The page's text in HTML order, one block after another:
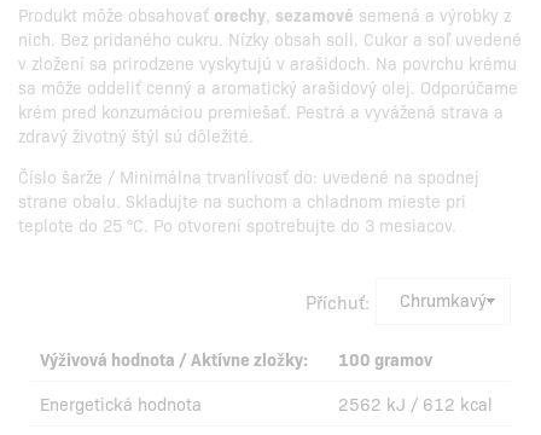
Produkt môže obsahovať orechy, sezamové semená a výrobky z
nich. Bez pridaného cukru. Nízky obsah soli. Cukor a soľ uvedené
v zložení sa prirodzene vyskytujú v arašidoch. Na povrchu krému
sa môže oddeliť cenný a aromatický arašidový olej. Odporúčame
krém pred konzumáciou premiešať. Pestrá a vyvážená strava a
zdravý životný štýl sú dôležité.
Číslo šarže / Minimálna trvanlivosť do: uvedené na spodnej
strane obalu. Skladujte na suchom a chladnom mieste pri
teplote do 25 °C. Po otvorení spotrebujte do 3 mesiacov.
Příchuť:
Výživová hodnota / Aktívne zložky:
100 gramov
Energetická hodnota
2562 kJ / 612 kcal